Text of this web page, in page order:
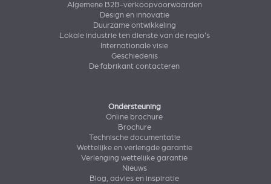
Algemene B2B-verkoopvoorwaarden
Design en innovatie
Duurzame ontwikkeling
Lokale industrie ten dienste van de regio's
Internationale visie
Geschiedenis
De fabrikant contacteren
Ondersteuning
Online brochure
Brochure
Technische documentatie
Wettelijke en verlengde garantie
Verlenging wettelijke garantie
Nieuws
Blog, advies en inspiratie